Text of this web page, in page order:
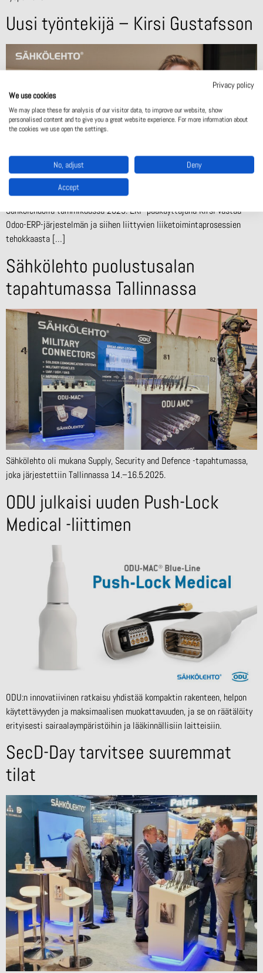
Uusi työntekijä – Kirsi Gustafsson
Sähkölehdon uusin työntekijä on Kirsi Gustafsson. Hän aloitti
Sähkölehdolla tammikuussa 2025. ERP-pääkäyttäjänä Kirsi vastaa
Odoo-ERP-järjestelmän ja siihen liittyvien liiketoimintaprosessien
tehokkaasta […]
Sähkölehto puolustusalan
tapahtumassa Tallinnassa
Sähkölehto oli mukana Supply, Security and Defence -tapahtumassa,
joka järjestettiin Tallinnassa 14.–16.5.2025.
ODU julkaisi uuden Push-Lock
Medical -liittimen
ODU:n innovatiivinen ratkaisu yhdistää kompaktin rakenteen, helpon
käytettävyyden ja maksimaalisen muokattavuuden, ja se on räätälöity
erityisesti sairaalaympäristöihin ja lääkinnällisiin laitteisiin.
SecD-Day tarvitsee suuremmat
tilat
Privacy policy
We use cookies
We may place these for analysis of our visitor data, to improve our website, show
personalised content and to give you a great website experience. For more information about
the cookies we use open the settings.
No, adjust Deny
Accept